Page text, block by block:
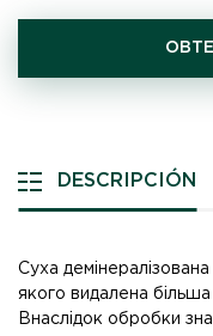
DESCRIPCIÓN
Суха
якого видалена
Внаслідок обробки